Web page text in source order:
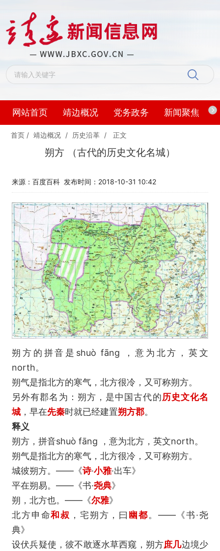
网站首页 靖边概况 党务政务 新闻聚焦
首页 / 靖边概况 / 历史沿革 / 正文
朔方 （古代的历史文化名城）
来源：百度百科 发布时间：2018-10-31 10:42
朔方的拼音是shuò fāng ，意为北方，英文
north。
朔气是指北方的寒气，北方很冷，又可称朔方。
另外有郡名为：朔方，是中国古代的历史文化名
城 ，早在先秦时就已经建置朔方郡。
释义
朔方，拼音shuò fāng ，意为北方，英文north。
朔气是指北方的寒气，北方很冷，又可称朔方。
城彼朔方。——《诗·小雅·出车》
平在朔易。——《书·尧典》
朔，北方也。——《尔雅》
北方申命和叔 ，宅朔方，曰 幽都。——《书·尧
典》
设伏兵疑使，彼不敢逐水草西窥，朔方庶几边境少